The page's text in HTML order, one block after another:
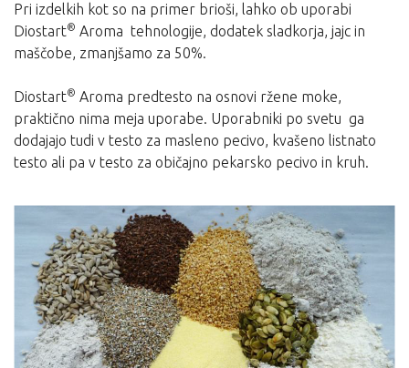
Pri izdelkih kot so na primer brioši, lahko ob uporabi
Diostart® Aroma tehnologije, dodatek sladkorja, jajc in
maščobe, zmanjšamo za 50%.
Diostart® Aroma predtesto na osnovi ržene moke,
praktično nima meja uporabe. Uporabniki po svetu ga
dodajajo tudi v testo za masleno pecivo, kvašeno listnato
testo ali pa v testo za običajno pekarsko pecivo in kruh.